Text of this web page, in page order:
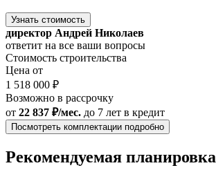
Узнать стоимость
директор Андрей Николаев
ответит на все ваши вопросы
Стоимость строительства
Цена от
1 518 000 ₽
Возможно в рассрочку
от 22 837 ₽/мес. до 7 лет в кредит
Посмотреть комплектации подробно
Рекомендуемая планировка